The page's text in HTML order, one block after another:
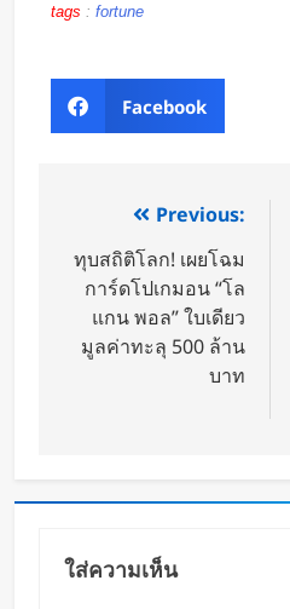
tags : fortune
Facebook
Previous:
ทุบสถิติโลก! เผยโฉม
การ์ดโปเกมอน “โล
แกน พอล” ใบเดียว
มูลค่าทะลุ 500 ล้าน
บาท
ใส่ความเห็น